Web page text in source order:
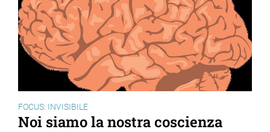
FOCUS: INVISIBILE
Noi siamo la nostra coscienza